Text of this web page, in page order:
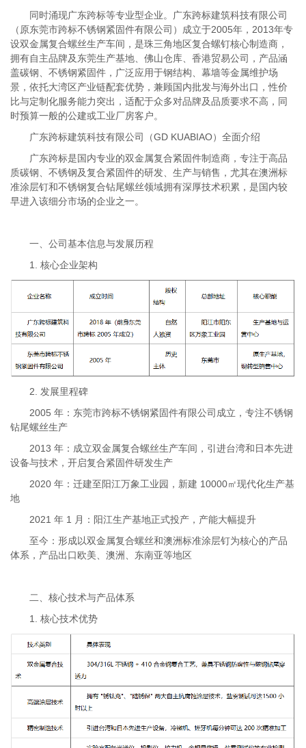
同时涌现广东跨标等专业型企业。广东跨标建筑科技有限公司
（原东莞市跨标不锈钢紧固件有限公司）成立于2005年，2013年专
设双金属复合螺丝生产车间，是珠三角地区复合螺钉核心制造商，
拥有自主品牌及东莞生产基地、佛山仓库、香港贸易公司，产品涵
盖碳钢、不锈钢紧固件，广泛应用于钢结构、幕墙等金属维护场
景，依托大湾区产业链配套优势，兼顾国内批发与海外出口，性价
比与定制化服务能力突出，适配于众多对品牌及品质要求不高，同
时预算一般的公建或工业厂房客户。
广东跨标建筑科技有限公司（GD KUABIAO）全面介绍
广东跨标是国内专业的双金属复合紧固件制造商，专注于高品
质碳钢、不锈钢及复合紧固件的研发、生产与销售，尤其在澳洲标
准涂层钉和不锈钢复合钻尾螺丝领域拥有深厚技术积累，是国内较
早进入该细分市场的企业之一。
一、公司基本信息与发展历程
1. 核心企业架构
2. 发展里程碑
2005 年：东莞市跨标不锈钢紧固件有限公司成立，专注不锈钢
钻尾螺丝生产
2013 年：成立双金属复合螺丝生产车间，引进台湾和日本先进
设备与技术，开启复合紧固件研发生产
2020 年：迁建至阳江万象工业园，新建 10000㎡现代化生产基
地
2021 年 1 月：阳江生产基地正式投产，产能大幅提升
至今：形成以双金属复合螺丝和澳洲标准涂层钉为核心的产品
体系，产品出口欧美、澳洲、东南亚等地区
二、核心技术与产品体系
1. 核心技术优势